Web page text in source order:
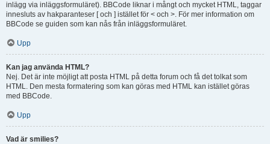
inlägg via inläggsformuläret). BBCode liknar i mångt och mycket HTML, taggar
innesluts av hakparanteser [ och ] istället för < och >. För mer information om
BBCode se guiden som kan nås från inläggsformuläret.
Upp
Kan jag använda HTML?
Nej. Det är inte möjligt att posta HTML på detta forum och få det tolkat som
HTML. Den mesta formatering som kan göras med HTML kan istället göras
med BBCode.
Upp
Vad är smilies?